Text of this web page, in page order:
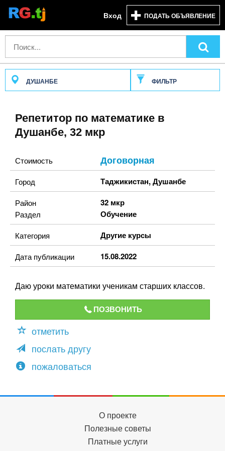
Вход ПОДАТЬ ОБЪЯВЛЕНИЕ
ДУШАНБЕ ФИЛЬТР
Репетитор по математике в
Душанбе, 32 мкр
Стоимость Договорная
Город Таджикистан,Душанбе
Район 32 мкр
Раздел Обучение
Категория Другие курсы
Дата публикации 15.08.2022
Даю уроки математики ученикам старших классов.
ПОЗВОНИТЬ
отметить
послать другу
пожаловаться
О проекте
Полезные советы
Платные услуги